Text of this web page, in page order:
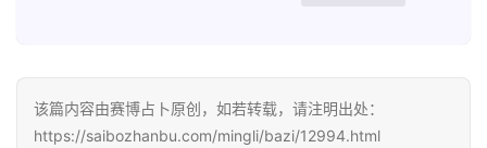
该篇内容由赛博占卜原创，如若转载，请注明出处：
https://saibozhanbu.com/mingli/bazi/12994.html